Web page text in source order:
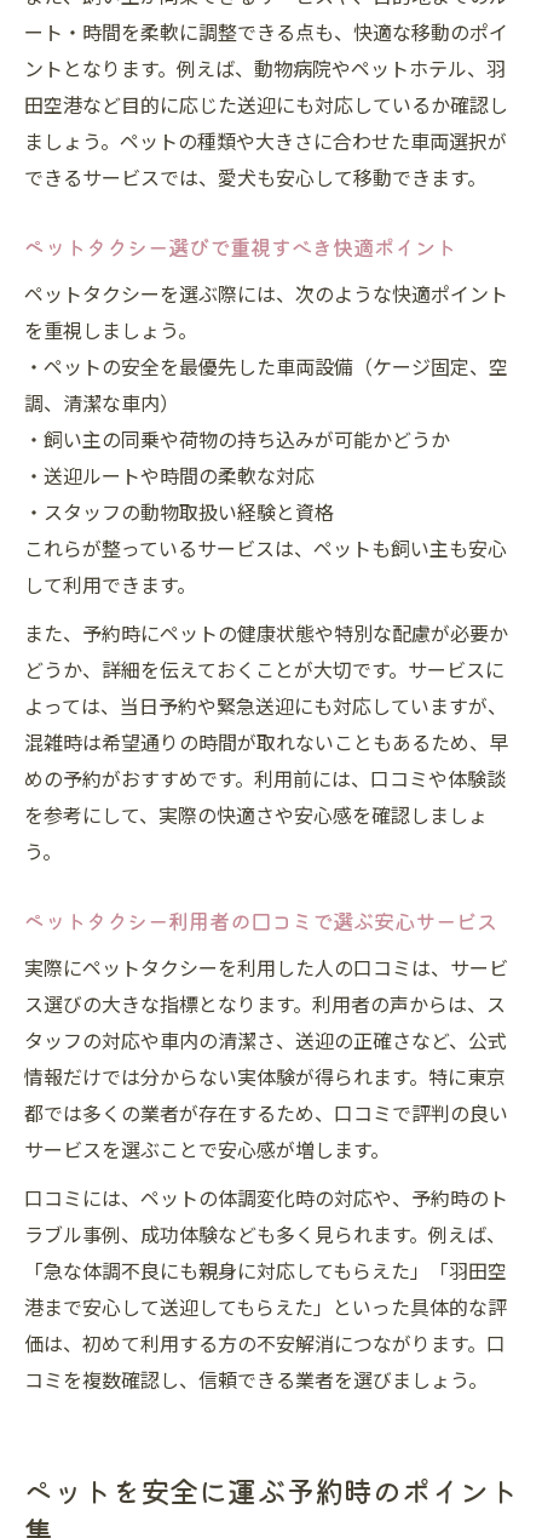
ート・時間を柔軟に調整できる点も、快適な移動のポイ
ントとなります。例えば、動物病院やペットホテル、羽
田空港など目的に応じた送迎にも対応しているか確認し
ましょう。ペットの種類や大きさに合わせた車両選択が
できるサービスでは、愛犬も安心して移動できます。
ペットタクシー選びで重視すべき快適ポイント
ペットタクシーを選ぶ際には、次のような快適ポイント
を重視しましょう。
・ペットの安全を最優先した車両設備（ケージ固定、空
調、清潔な車内）
・飼い主の同乗や荷物の持ち込みが可能かどうか
・送迎ルートや時間の柔軟な対応
・スタッフの動物取扱い経験と資格
これらが整っているサービスは、ペットも飼い主も安心
して利用できます。
また、予約時にペットの健康状態や特別な配慮が必要か
どうか、詳細を伝えておくことが大切です。サービスに
よっては、当日予約や緊急送迎にも対応していますが、
混雑時は希望通りの時間が取れないこともあるため、早
めの予約がおすすめです。利用前には、口コミや体験談
を参考にして、実際の快適さや安心感を確認しましょ
う。
ペットタクシー利用者の口コミで選ぶ安心サービス
実際にペットタクシーを利用した人の口コミは、サービ
ス選びの大きな指標となります。利用者の声からは、ス
タッフの対応や車内の清潔さ、送迎の正確さなど、公式
情報だけでは分からない実体験が得られます。特に東京
都では多くの業者が存在するため、口コミで評判の良い
サービスを選ぶことで安心感が増します。
口コミには、ペットの体調変化時の対応や、予約時のト
ラブル事例、成功体験なども多く見られます。例えば、
「急な体調不良にも親身に対応してもらえた」「羽田空
港まで安心して送迎してもらえた」といった具体的な評
価は、初めて利用する方の不安解消につながります。口
コミを複数確認し、信頼できる業者を選びましょう。
ペットを安全に運ぶ予約時のポイント